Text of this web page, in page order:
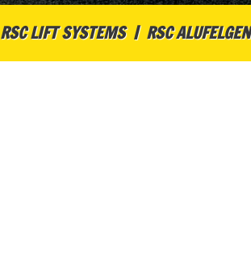
RSC LIFT SYSTEMS RSC ALUFELGEN